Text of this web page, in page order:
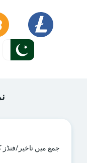
جمع میں تاخیر/